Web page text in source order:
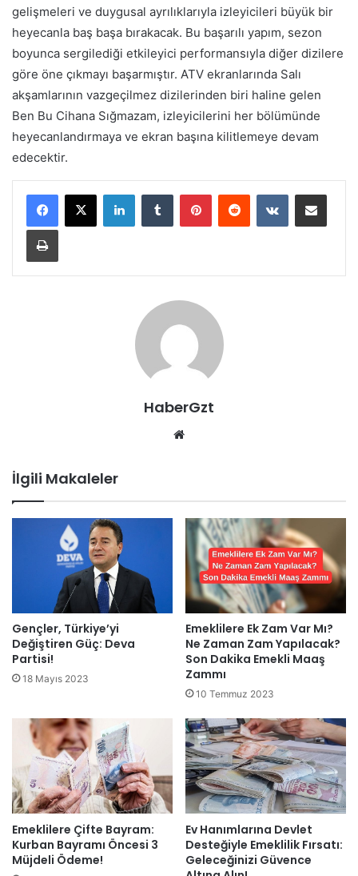
gelişmeleri ve duygusal ayrılıklarıyla izleyicileri büyük bir
heyecanla baş başa bırakacak. Bu başarılı yapım, sezon
boyunca sergilediği etkileyici performansıyla diğer dizilere
göre öne çıkmayı başarmıştır. ATV ekranlarında Salı
akşamlarının vazgeçilmez dizilerinden biri haline gelen
Ben Bu Cihana Sığmazam, izleyicilerini her bölümünde
heyecanlandırmaya ve ekran başına kilitlemeye devam
edecektir.
LinkedInTumblr PinterestReddit VKontakteE-Posta ile paylaş
Yazdır
HaberGzt
İlgili Makaleler
Gençler, Türkiye’yi
Değiştiren Güç: Deva
Partisi!
18 Mayıs 2023
Emeklilere Ek Zam Var Mı?
Ne Zaman Zam Yapılacak?
Son Dakika Emekli Maaş
Zammı
10 Temmuz 2023
Emeklilere Çifte Bayram:
Kurban Bayramı Öncesi 3
Müjdeli Ödeme!
Ev Hanımlarına Devlet
Desteğiyle Emeklilik Fırsatı:
Geleceğinizi Güvence